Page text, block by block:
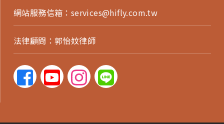
網站服務信箱： services@hifly.com.tw
法律顧問：郭怡妏律師